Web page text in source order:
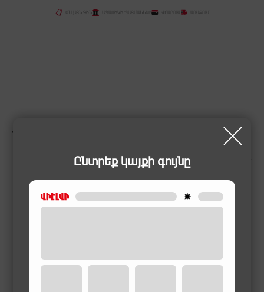
Ընտրեք կայքի գույնը
ՎՃԱՐՈՒՄ
ՆՄԱՆԱՏԻՊ ԱՊՐԱՆՔՆԵՐ